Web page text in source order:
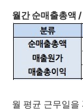
월간 순매출총액
월 평균 근무일